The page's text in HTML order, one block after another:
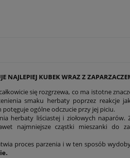
NAJLEPIEJ KUBEK WRAZ Z
się rozgrzewa, co ma istotne
smaku herbaty poprzez reakcje
ogólne odczucie przy jej piciu.
herbaty liściastej i ziołowych naparów.
najmniejsze cząstki mieszanki do
proces parzenia i w ten sposób